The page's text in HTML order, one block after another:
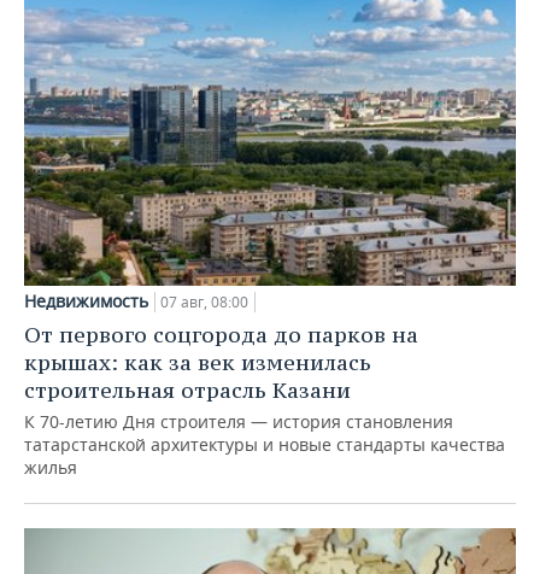
Недвижимость 07 авг, 08:00
От первого соцгорода до парков на
крышах: как за век изменилась
строительная отрасль Казани
К 70-летию Дня строителя — история становления
татарстанской архитектуры и новые стандарты качества
жилья